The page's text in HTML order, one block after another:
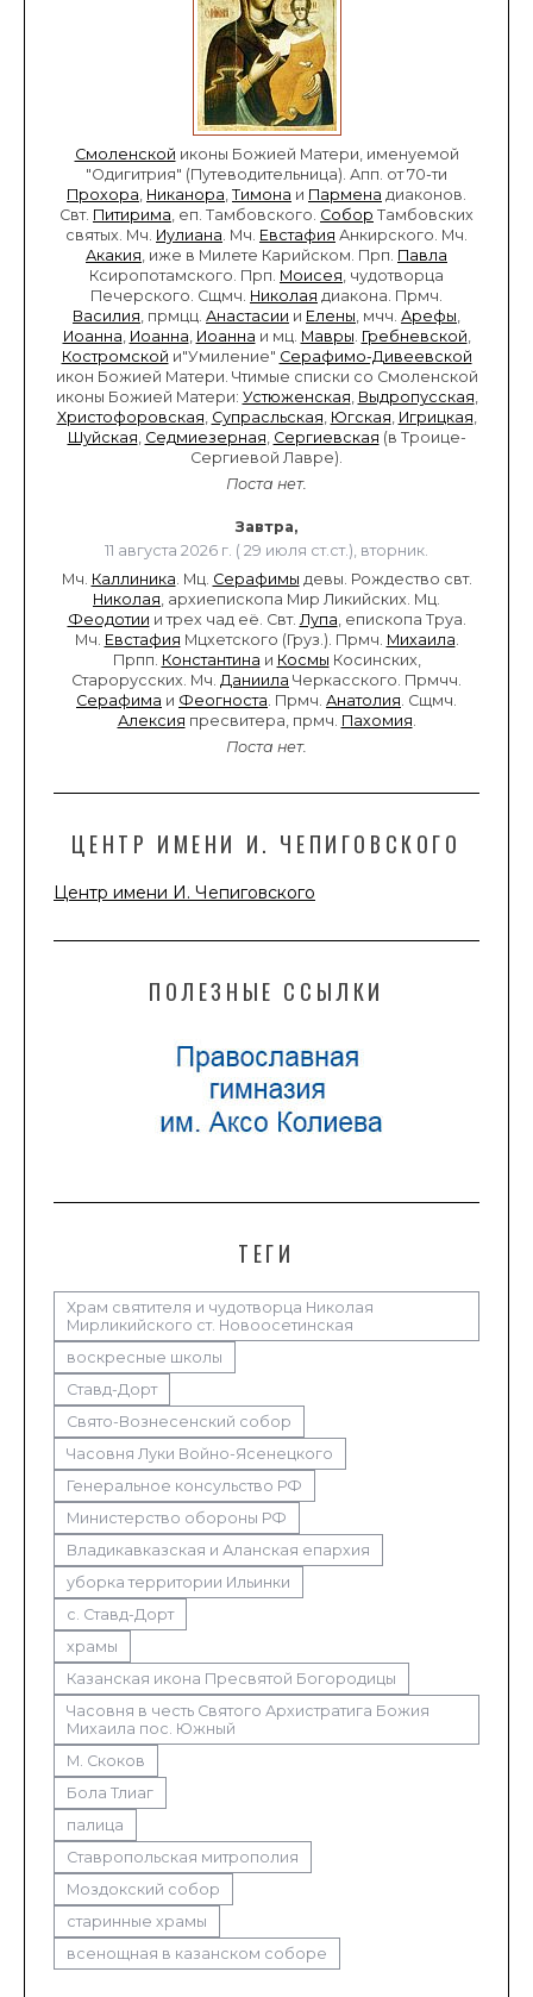
Смоленской иконы Божией Матери, именуемой
"Одигитрия" (Путеводительница). Апп. от 70-ти
Прохора, Никанора, Тимона и Пармена диаконов.
Свт. Питирима, еп. Тамбовского. Собор Тамбовских
святых. Мч. Иулиана. Мч. Евстафия Анкирского. Мч.
Акакия, иже в Милете Карийском. Прп. Павла
Ксиропотамского. Прп. Моисея, чудотворца
Печерского. Сщмч. Николая диакона. Прмч.
Василия, прмцц. Анастасии и Елены, мчч. Арефы,
Иоанна, Иоанна, Иоанна и мц. Мавры. Гребневской,
Костромской и"Умиление" Серафимо-Дивеевской
икон Божией Матери. Чтимые списки со Смоленской
иконы Божией Матери: Устюженская, Выдропусская,
Христофоровская, Супрасльская, Югская, Игрицкая,
Шуйская, Седмиезерная, Сергиевская (в Троице-
Сергиевой Лавре).
Поста нет.
Завтра,
11 августа 2026 г. ( 29 июля ст.ст.), вторник.
Мч. Каллиника. Мц. Серафимы девы. Рождество свт.
Николая, архиепископа Мир Ликийских. Мц.
Феодотии и трех чад её. Свт. Лупа, епископа Труа.
Мч. Евстафия Мцхетского (Груз.). Прмч. Михаила.
Прпп. Константина и Космы Косинских,
Старорусских. Мч. Даниила Черкасского. Прмчч.
Серафима и Феогноста. Прмч. Анатолия. Сщмч.
Алексия пресвитера, прмч. Пахомия.
Поста нет.
ЦЕНТР ИМЕНИ И. ЧЕПИГОВСКОГО
Центр имени И. Чепиговского
ПОЛЕЗНЫЕ ССЫЛКИ
ТЕГИ
Храм святителя и чудотворца Николая
Мирликийского ст. Новоосетинская
воскресные школы
Ставд-Дорт
Свято-Вознесенский собор
Часовня Луки Войно-Ясенецкого
Генеральное консульство РФ
Министерство обороны РФ
Владикавказская и Аланская епархия
уборка территории Ильинки
с. Ставд-Дорт
храмы
Казанская икона Пресвятой Богородицы
Часовня в честь Святого Архистратига Божия
Михаила пос. Южный
М. Скоков
Бола Тлиаг
палица
Ставропольская митрополия
Моздокский собор
старинные храмы
всенощная в казанском соборе